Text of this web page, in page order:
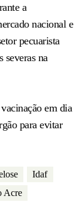
a
nacional e
pecuarista
severas na
em dia
para evitar
Idaf
Acre